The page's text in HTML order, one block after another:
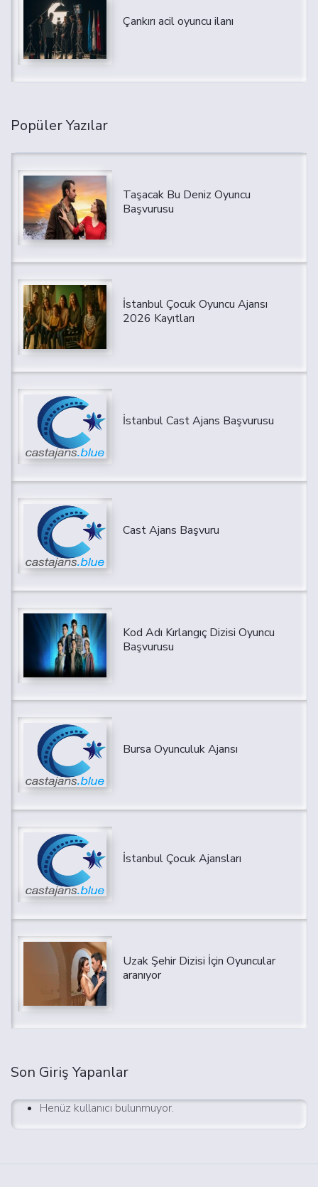
Çankırı acil oyuncu ilanı
Popüler Yazılar
Taşacak Bu Deniz Oyuncu
Başvurusu
İstanbul Çocuk Oyuncu Ajansı
2026 Kayıtları
İstanbul Cast Ajans Başvurusu
Cast Ajans Başvuru
Kod Adı Kırlangıç Dizisi Oyuncu
Başvurusu
Bursa Oyunculuk Ajansı
İstanbul Çocuk Ajansları
Uzak Şehir Dizisi İçin Oyuncular
aranıyor
Son Giriş Yapanlar
Henüz kullanıcı bulunmuyor.